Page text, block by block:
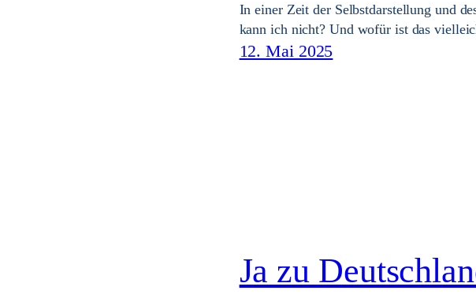
In einer Zeit der Selbstdarstellung und
kann ich nicht? Und wofür ist das
12. Mai 2025
Ja zu